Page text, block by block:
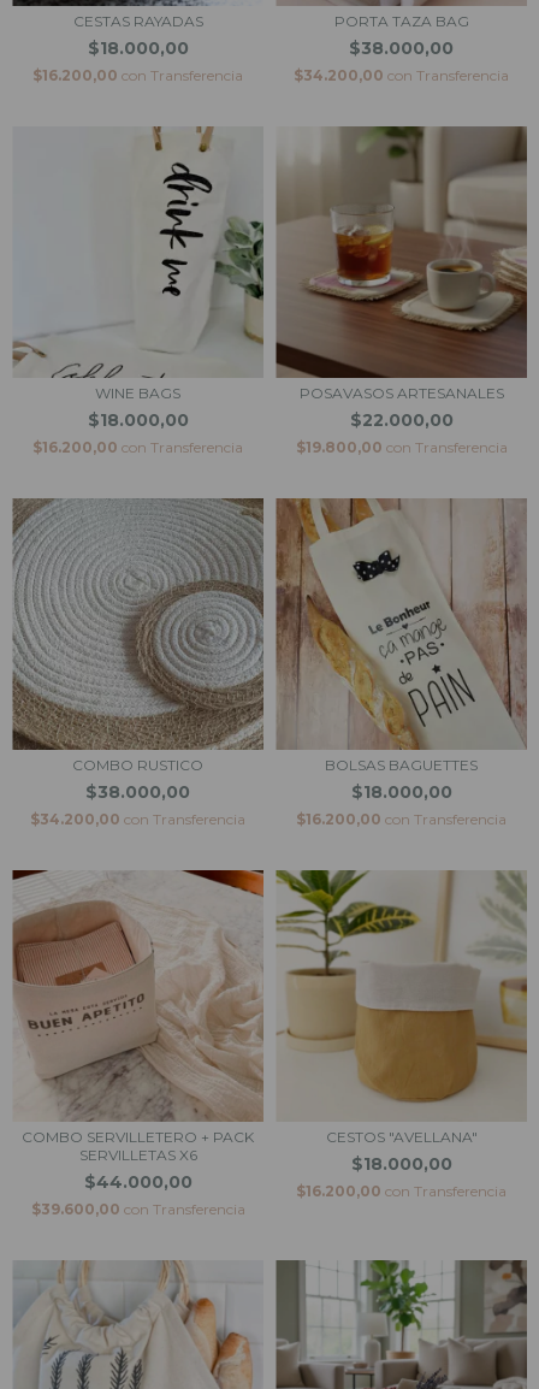
CESTAS RAYADAS
$18.000,00
$16.200,00 con Transferencia
PORTA TAZA BAG
$38.000,00
$34.200,00 con Transferencia
WINE BAGS
$18.000,00
$16.200,00 con Transferencia
POSAVASOS ARTESANALES
$22.000,00
$19.800,00 con Transferencia
COMBO RUSTICO
$38.000,00
$34.200,00 con Transferencia
BOLSAS BAGUETTES
$18.000,00
$16.200,00 con Transferencia
COMBO SERVILLETERO + PACK
SERVILLETAS X6
$44.000,00
$39.600,00 con Transferencia
CESTOS "AVELLANA"
$18.000,00
$16.200,00 con Transferencia